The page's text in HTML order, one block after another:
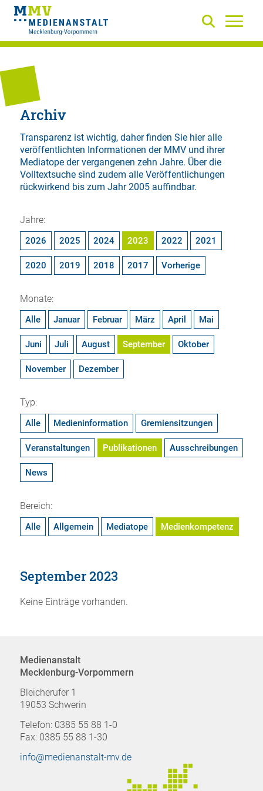
Archiv
Transparenz ist wichtig, daher finden Sie hier alle
veröffentlichten Informationen der MMV und ihrer
Mediatope der vergangenen zehn Jahre. Über die
Volltextsuchesind zudem alle Veröffentlichungen
rückwirkend bis zum Jahr 2005 auffindbar.
Jahre:
2026 2025 2024 2023 2022 2021
2020 2019 2018 2017 Vorherige
Monate:
Alle Januar Februar März April Mai
Juni Juli August September Oktober
November Dezember
Typ:
Alle Medieninformation Gremiensitzungen
Veranstaltungen Publikationen Ausschreibungen
News
Bereich:
Alle Allgemein Mediatope Medienkompetenz
September 2023
Keine Einträge vorhanden.
Medienanstalt
Mecklenburg-Vorpommern
Bleicherufer 1
19053 Schwerin
Telefon: 0385 55 88 1-0
Fax: 0385 55 88 1-30
info@medienanstalt-mv.de